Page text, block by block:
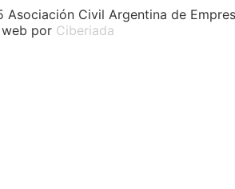
Civil Argentina de
por Ciberiada